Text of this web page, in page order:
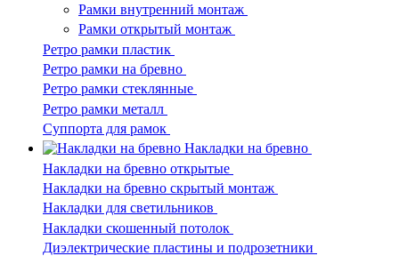
Рамки внутренний монтаж
Рамки открытый монтаж
Ретро рамки пластик
Ретро рамки на бревно
Ретро рамки стеклянные
Ретро рамки металл
Суппорта для рамок
Накладки на бревно
Накладки на бревно открытые
Накладки на бревно скрытый монтаж
Накладки для светильников
Накладки скошенный потолок
Диэлектрические пластины и подрозетники